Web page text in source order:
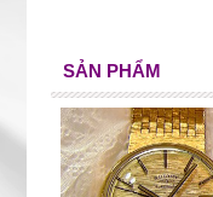
SẢN PHẨM